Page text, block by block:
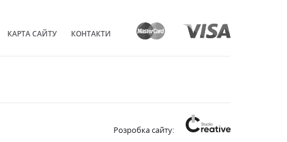
КАРТА САЙТУ КОНТАКТИ
Розробка сайту: